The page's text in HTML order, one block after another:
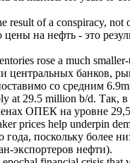
result of a conspiracy, not
на нефть - это
rose a much
центральных банков,
со средним
at 29.5 million b/d. Так, в
ОПЕК на уровне
prices help underpin
года, поскольку более
экспортеров нефти).